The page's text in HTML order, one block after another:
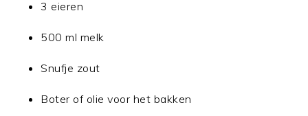
3 eieren
500 ml melk
Snufje zout
Boter of olie voor het bakken